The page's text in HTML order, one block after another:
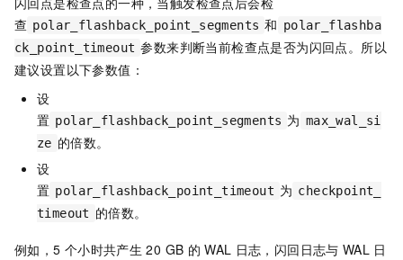
查 polar_flashback_point_segments 和 polar_flashba
ck_point_timeout 参数来判断当前检查点是否为闪回点。所以
建议设置以下参数值：
设
置 polar_flashback_point_segments 为 max_wal_si
ze 的倍数。
设
置 polar_flashback_point_timeout 为 checkpoint_
timeout 的倍数。
例如，5 个小时共产生 20 GB 的 WAL 日志，闪回日志与 WAL 日